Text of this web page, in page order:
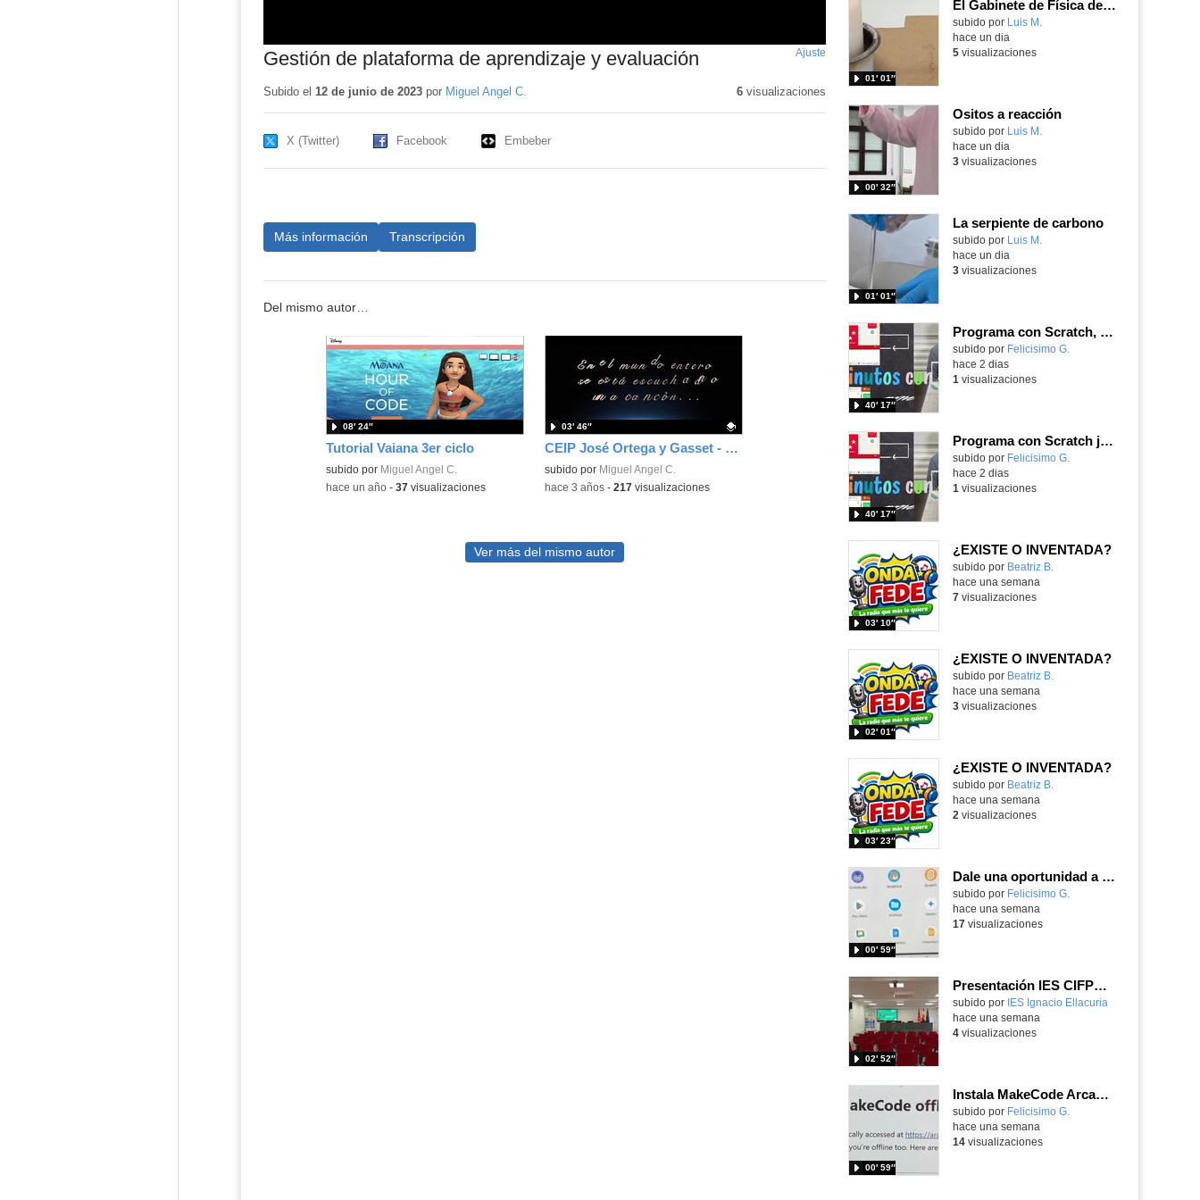
Gestión de plataforma de aprendizaje y evaluación Ajuste
pantalla
Subido el 12 de junio de 2023por Miguel Angel C. 6visualizaciones
X (Twitter) Facebook Embeber
Más información Transcripción
Del mismo autor…
Tutorial Vaiana 3er ciclo
subido por Miguel Angel C.
08′ 24″
-hace un año- 37visualizaciones
CEIP José Ortega y Gasset - Día de La Paz 2023
Contenido educativo.
subido por Miguel Angel C.
03′ 46″
-hace 3 años- 217visualizaciones
Ver más del mismo autor
El Gabinete de Física del IES Enrique Tierno Galván de Parla (Curso 25-26)
Contenido educativo.
subido por Luis M.
01′ 01″
hace un dia
5visualizaciones
Ositos a reacción
Contenido educativo.
subido por Luis M.
00′ 32″
hace un dia
3visualizaciones
La serpiente de carbono
Contenido educativo.
subido por Luis M.
01′ 01″
hace un dia
3visualizaciones
Programa con Scratch, 8 diferentes juegos para vivir la emoción de los partidos de España en el mundial 2026
Contenido educativo.
subido por Felicisimo G.
40′ 17″
hace 2 dias
1 visualizaciones
Programa con Scratch juegos con los partidos del mundial 2026 ganados por España
Contenido educativo.
subido por Felicisimo G.
40′ 17″
hace 2 dias
1 visualizaciones
¿EXISTE O INVENTADA?
Contenido educativo.
subido por Beatriz B.
03′ 10″
hace una semana
7visualizaciones
¿EXISTE O INVENTADA?
Contenido educativo.
subido por Beatriz B.
02′ 01″
hace una semana
3visualizaciones
¿EXISTE O INVENTADA?
Contenido educativo.
subido por Beatriz B.
03′ 23″
hace una semana
2 visualizaciones
Dale una oportunidad a los Chromebooks y utiliza un proyector para realizar talleres si no tienes pantallas táctiles
Contenido educativo.
subido por Felicisimo G.
00′ 59″
hace una semana
17visualizaciones
Presentación IES CIFPD Ignacio Ellacuría
Contenido educativo.
subido por IES Ignacio Ellacuria
02′ 52″
hace una semana
4visualizaciones
Instala MakeCode Arcade para trabajar offline en tu tablet, ordenador, Chromebook
Contenido educativo.
subido por Felicisimo G.
00′ 59″
hace una semana
14visualizaciones